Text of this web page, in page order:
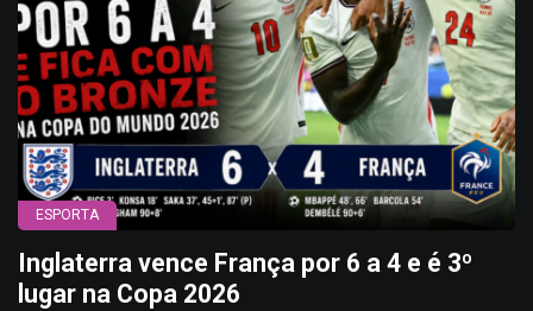
ESPORTA
Inglaterra vence França por 6 a 4 e é 3º
lugar na Copa 2026